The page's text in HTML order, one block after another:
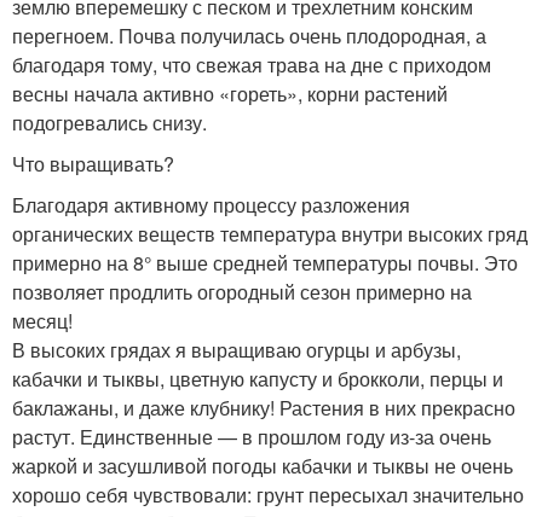
землю вперемешку с песком и трехлетним конским
перегноем. Почва получилась очень плодородная, а
благодаря тому, что свежая трава на дне с приходом
весны начала активно «гореть», корни растений
подогревались снизу.
Что выращивать?
Благодаря активному процессу разложения
органических веществ температура внутри высоких гряд
примерно на 8° выше средней температуры почвы. Это
позволяет продлить огородный сезон примерно на
месяц!
В высоких грядах я выращиваю огурцы и арбузы,
кабачки и тыквы, цветную капусту и брокколи, перцы и
баклажаны, и даже клубнику! Растения в них прекрасно
растут. Единственные — в прошлом году из-за очень
жаркой и засушливой погоды кабачки и тыквы не очень
хорошо себя чувствовали: грунт пересыхал значительно